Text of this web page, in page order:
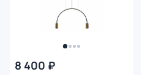
8 400 ₽